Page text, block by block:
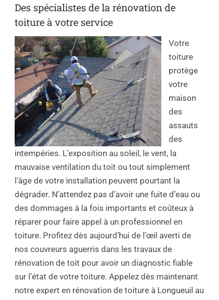
Des spécialistes de la rénovation de
toiture à votre service
Votre
toiture
protège
votre
maison
des
assauts
des
intempéries. L’exposition au soleil, le vent, la
mauvaise ventilation du toit ou tout simplement
l’âge de votre installation peuvent pourtant la
dégrader. N’attendez pas d’avoir une fuite d’eau ou
des dommages à la fois importants et coûteux à
réparer pour faire appel à un professionnel en
toiture. Profitez dès aujourd’hui de l’œil averti de
nos couvreurs aguerris dans les travaux de
rénovation de toit pour avoir un diagnostic fiable
sur l’état de votre toiture. Appelez dès maintenant
notre expert en rénovation de toiture à Longueuil au